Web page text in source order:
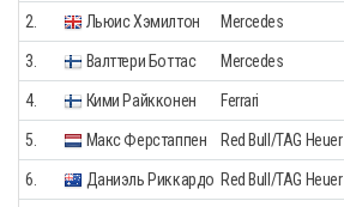
2. Льюис Хэмилтон Mercedes
3. Валттери Боттас Mercedes
4. Кими Райкконен Ferrari
5. Макс Ферстаппен Red Bull/TAG Heuer
6. Даниэль Риккардо Red Bull/TAG Heuer